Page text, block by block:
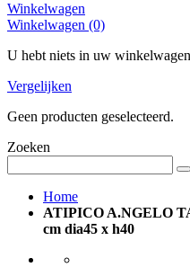
Winkelwagen
Winkelwagen (0)
U hebt niets in uw
Vergelijken
Geen producten geselecteerd.
Zoeken
Home
ATIPICO A.NGELO
cm dia45 x h40